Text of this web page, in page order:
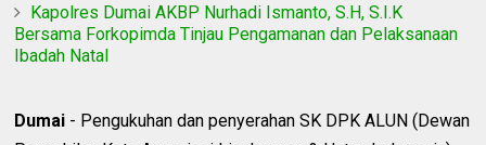
Kapolres Dumai AKBP Nurhadi Ismanto, S.H, S.I.K
Bersama Forkopimda Tinjau Pengamanan dan Pelaksanaan
Ibadah Natal
Dumai - Pengukuhan dan penyerahan SK DPK ALUN (Dewan